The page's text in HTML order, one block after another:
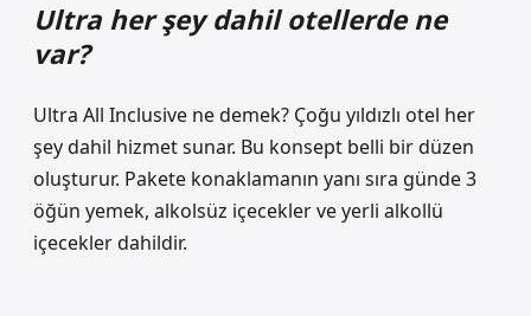
Ultra her şey dahil otellerde ne
var?
Ultra All Inclusive ne demek? Çoğu yıldızlı otel her
şey dahil hizmet sunar. Bu konsept belli bir düzen
oluşturur. Pakete konaklamanın yanı sıra günde 3
öğün yemek, alkolsüz içecekler ve yerli alkollü
içecekler dahildir.